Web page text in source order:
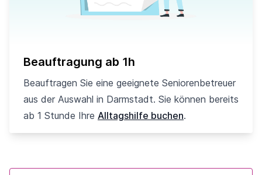
Beauftragung ab 1h
Beauftragen Sie eine geeignete Seniorenbetreuer
aus der Auswahl in Darmstadt. Sie können bereits
ab 1 Stunde Ihre Alltagshilfe buchen.